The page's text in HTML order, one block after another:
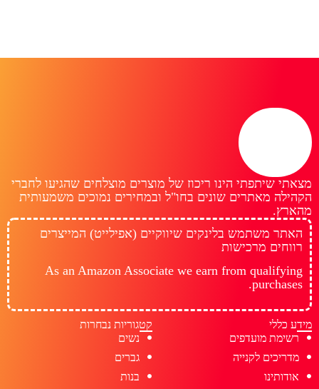
מצאתי שיתפתי הינו ריכוז של מוצרים מוצלחים שהגיעו לחברי
הקהילה מאתרים שונים בחו"ל ובמחירים נמוכים משמעותית
מהארץ.
האתר משתמש בלינקים שיווקיים (אפילייט) המייצרים
רווחים מרכישות
As an Amazon Associate we earn from qualifying
purchases.
מידע כללי
רשימת מועדפים
מדריכים לקנייה
אודותינו
קטגוריות נבחרות
נשים
גברים
בנות